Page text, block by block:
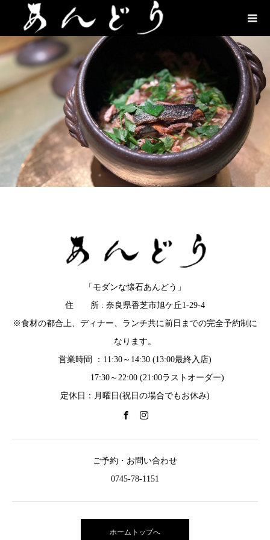
「モダンな懐石あんどう」
住 所 : 奈良県香芝市旭ケ丘1-29-4
※食材の都合上、ディナー、ランチ共に前日までの完全予約制に
なります。
営業時間 ：11:30～14:30 (13:00最終入店)
17:30～22:00 (21:00ラストオーダー)
定休日：月曜日(祝日の場合でもお休み)
ご予約・お問い合わせ
0745-78-1151
ホームトップへ